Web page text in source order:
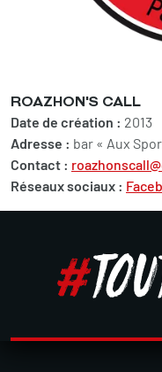
ROAZHON'S CALL
Date de création : 2013
Adresse : bar « Aux
Contact :
Réseaux sociaux :